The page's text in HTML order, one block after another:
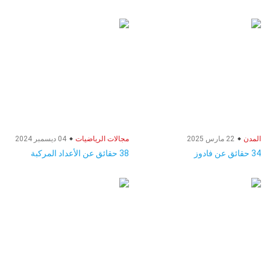
المدن
34 حقائق عن فادوز
مجالات الرياضيات
38 حقائق عن الأعداد المركبة